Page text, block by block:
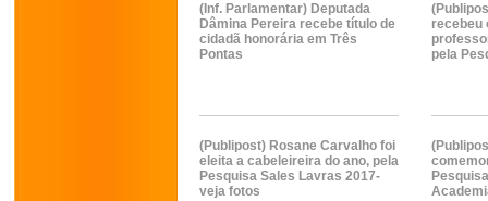
(Inf. Parlamentar) Deputada
Dâmina Pereira recebe título de
cidadã honorária em Três
Pontas
recebeu
pela
(Publipost) Rosane Carvalho foi
eleita a cabeleireira do ano, pela
Pesquisa Sales Lavras 2017-
veja fotos